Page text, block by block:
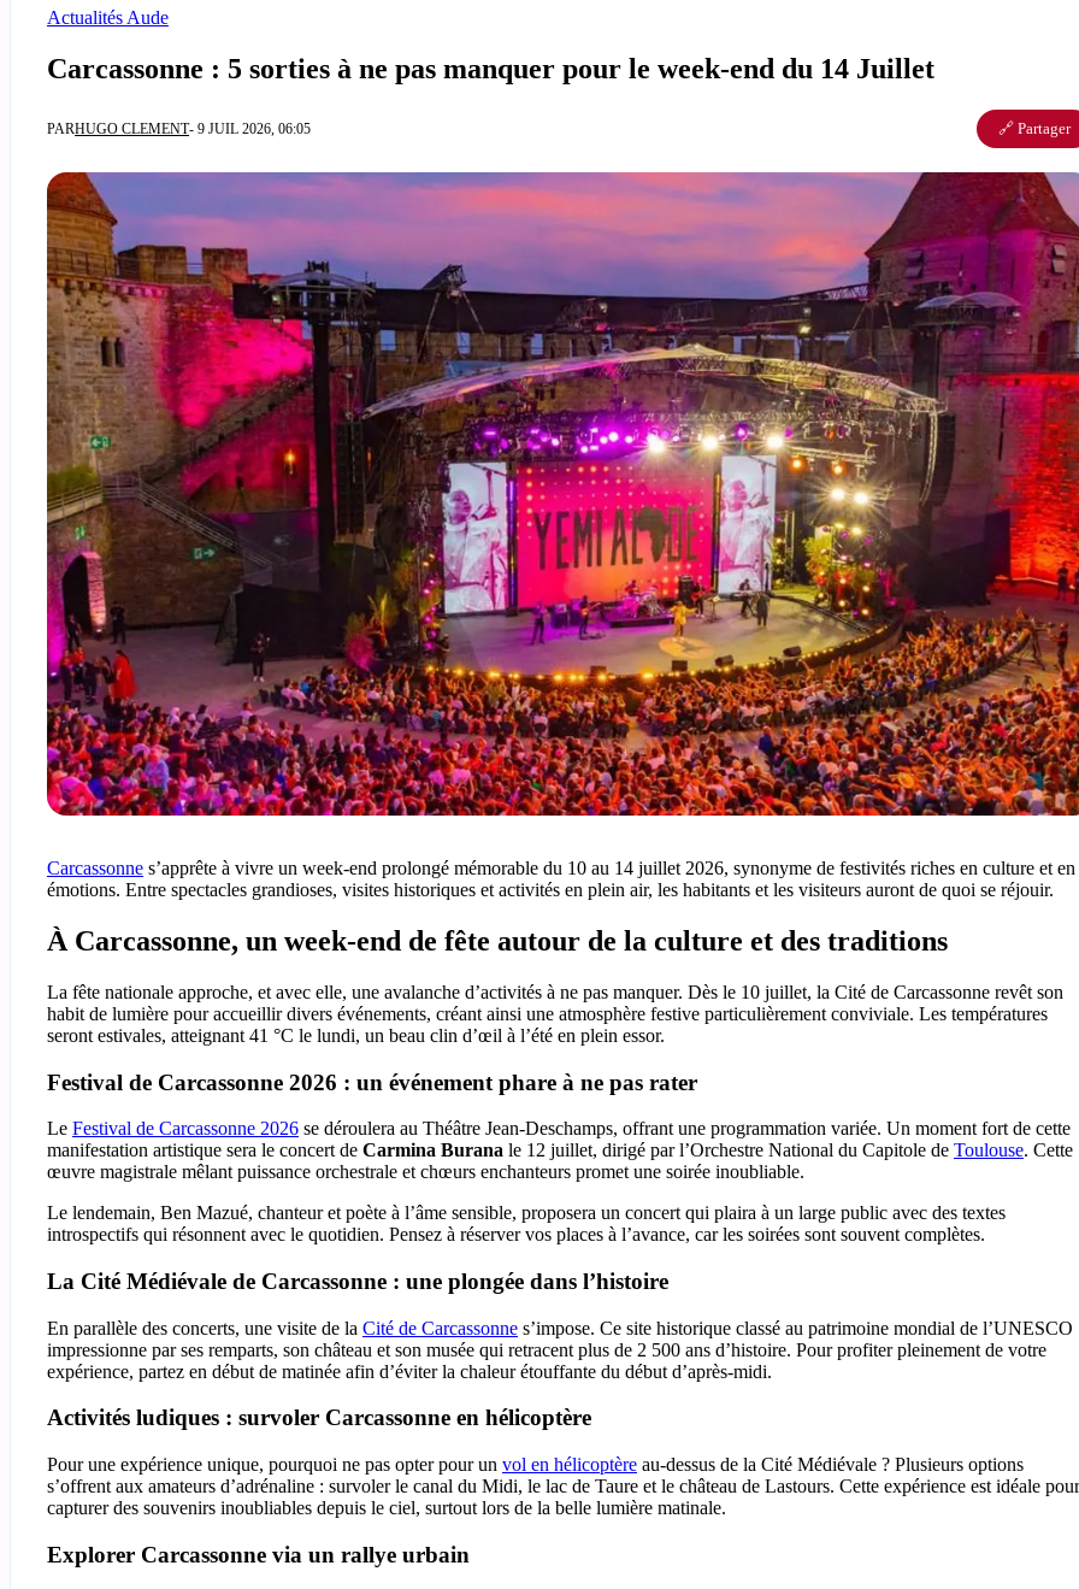
Actualités Aude
Carcassonne : 5 sorties à ne pas manquer pour le week-end du 14 Juillet
PARHUGO CLEMENT- 9 JUIL 2026, 06:05 🔗 Partager
Carcassonne s’apprête à vivre un week-end prolongé mémorable du 10 au 14 juillet 2026, synonyme de festivités riches en culture et en
émotions. Entre spectacles grandioses, visites historiques et activités en plein air, les habitants et les visiteurs auront de quoi se réjouir.
À Carcassonne, un week-end de fête autour de la culture et des traditions
La fête nationale approche, et avec elle, une avalanche d’activités à ne pas manquer. Dès le 10 juillet, la Cité de Carcassonne revêt son
habit de lumière pour accueillir divers événements, créant ainsi une atmosphère festive particulièrement conviviale. Les températures
seront estivales, atteignant 41 °C le lundi, un beau clin d’œil à l’été en plein essor.
Festival de Carcassonne 2026 : un événement phare à ne pas rater
Le Festival de Carcassonne 2026 se déroulera au Théâtre Jean-Deschamps, offrant une programmation variée. Un moment fort de cette
manifestation artistique sera le concert de Carmina Burana le 12 juillet, dirigé par l’Orchestre National du Capitole de Toulouse. Cette
œuvre magistrale mêlant puissance orchestrale et chœurs enchanteurs promet une soirée inoubliable.
Le lendemain, Ben Mazué, chanteur et poète à l’âme sensible, proposera un concert qui plaira à un large public avec des textes
introspectifs qui résonnent avec le quotidien. Pensez à réserver vos places à l’avance, car les soirées sont souvent complètes.
La Cité Médiévale de Carcassonne : une plongée dans l’histoire
En parallèle des concerts, une visite de la Cité de Carcassonne s’impose. Ce site historique classé au patrimoine mondial de l’UNESCO
impressionne par ses remparts, son château et son musée qui retracent plus de 2 500 ans d’histoire. Pour profiter pleinement de votre
expérience, partez en début de matinée afin d’éviter la chaleur étouffante du début d’après-midi.
Activités ludiques : survoler Carcassonne en hélicoptère
Pour une expérience unique, pourquoi ne pas opter pour un vol en hélicoptère au-dessus de la Cité Médiévale ? Plusieurs options
s’offrent aux amateurs d’adrénaline : survoler le canal du Midi, le lac de Taure et le château de Lastours. Cette expérience est idéale pour
capturer des souvenirs inoubliables depuis le ciel, surtout lors de la belle lumière matinale.
Explorer Carcassonne via un rallye urbain